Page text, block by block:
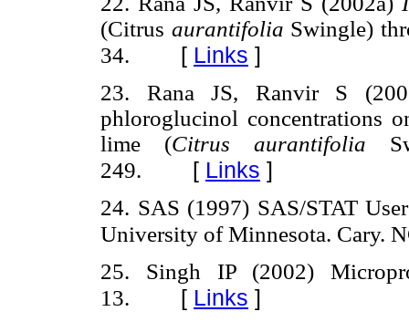
(Citrus aurantifolia Swingle)
34. [ Links ]
23. Rana JS, Ranvir S
phloroglucinol concentrations
lime (Citrus aurantifolia
249. [ Links ]
24. SAS (1997) SAS/STAT
University of Minnesota. Cary.
25. Singh IP (2002)
13. [ Links ]